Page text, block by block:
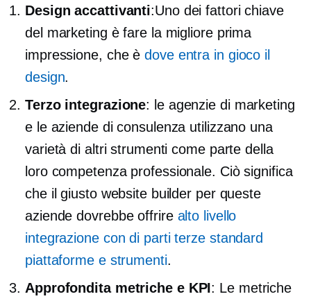
Design accattivanti:Uno dei fattori chiave
del marketing è fare la migliore prima
impressione, che èdove entra in gioco il
design.
Terzointegrazione: le agenzie di marketing
e le aziende di consulenza utilizzano una
varietà di altri strumenti come parte della
loro competenza professionale. Ciò significa
che il giusto website builder per queste
aziende dovrebbe offrire alto livello
integrazione condi parti terze standard
piattaforme e strumenti.
Approfonditametriche e KPI: Le metriche